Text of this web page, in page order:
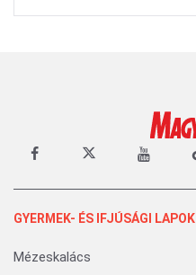
GYERMEK- ÉS IFJÚSÁGI LAPOK
Mézeskalács